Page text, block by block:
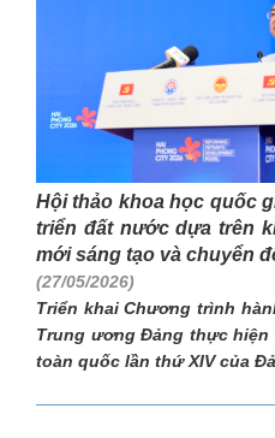
Hội thảo khoa học quốc
triển đất nước dựa trên
mới sáng tạo và chuyển
(27/05/2026)
Triển khai Chương trình
Trung ương Đảng thực
toàn quốc lần thứ XIV của